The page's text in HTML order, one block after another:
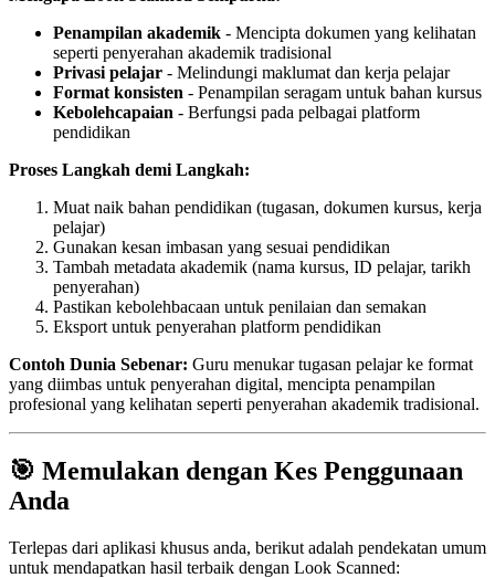
Penampilan akademik - Mencipta dokumen yang kelihatan
seperti penyerahan akademik tradisional
Privasi pelajar - Melindungi maklumat dan kerja pelajar
Format konsisten - Penampilan seragam untuk bahan kursus
Kebolehcapaian - Berfungsi pada pelbagai platform
pendidikan
Proses Langkah demi Langkah:
Muat naik bahan pendidikan (tugasan, dokumen kursus, kerja
pelajar)
Gunakan kesan imbasan yang sesuai pendidikan
Tambah metadata akademik (nama kursus, ID pelajar, tarikh
penyerahan)
Pastikan kebolehbacaan untuk penilaian dan semakan
Eksport untuk penyerahan platform pendidikan
Contoh Dunia Sebenar: Guru menukar tugasan pelajar ke format
yang diimbas untuk penyerahan digital, mencipta penampilan
profesional yang kelihatan seperti penyerahan akademik tradisional.
🎯 Memulakan dengan Kes Penggunaan
Anda
Terlepas dari aplikasi khusus anda, berikut adalah pendekatan umum
untuk mendapatkan hasil terbaik dengan Look Scanned: